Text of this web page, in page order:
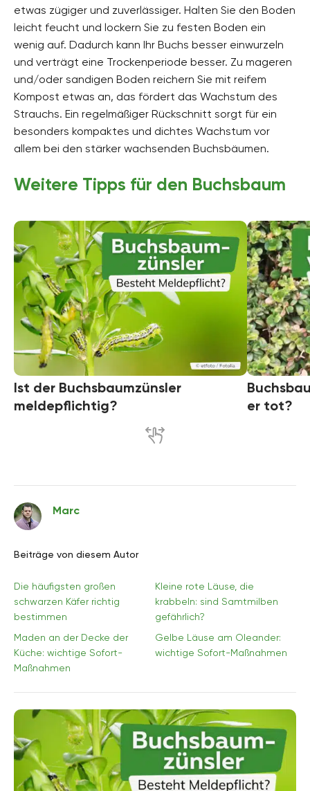
etwas zügiger und zuverlässiger. Halten Sie den Boden
leicht feucht und lockern Sie zu festen Boden ein
wenig auf. Dadurch kann Ihr Buchs besser einwurzeln
und verträgt eine Trockenperiode besser. Zu mageren
und/oder sandigen Boden reichern Sie mit reifem
Kompost etwas an, das fördert das Wachstum des
Strauchs. Ein regelmäßiger Rückschnitt sorgt für ein
besonders kompaktes und dichtes Wachstum vor
allem bei den stärker wachsenden Buchsbäumen.
Weitere Tipps für den Buchsbaum
Ist der Buchsbaumzünsler
meldepflichtig?
er tot?
Marc
Beiträge von diesem Autor
Die häufigsten großen
schwarzen Käfer richtig
bestimmen
Kleine rote Läuse, die
krabbeln: sind Samtmilben
gefährlich?
Maden an der Decke der
Küche: wichtige Sofort-
Maßnahmen
Gelbe Läuse am Oleander:
wichtige Sofort-Maßnahmen